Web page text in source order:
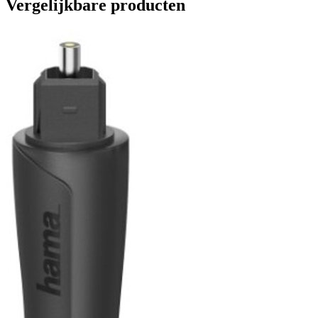
Vergelijkbare producten